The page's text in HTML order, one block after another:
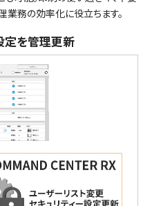
業務の効率化に役立ちます。
定を管理更新